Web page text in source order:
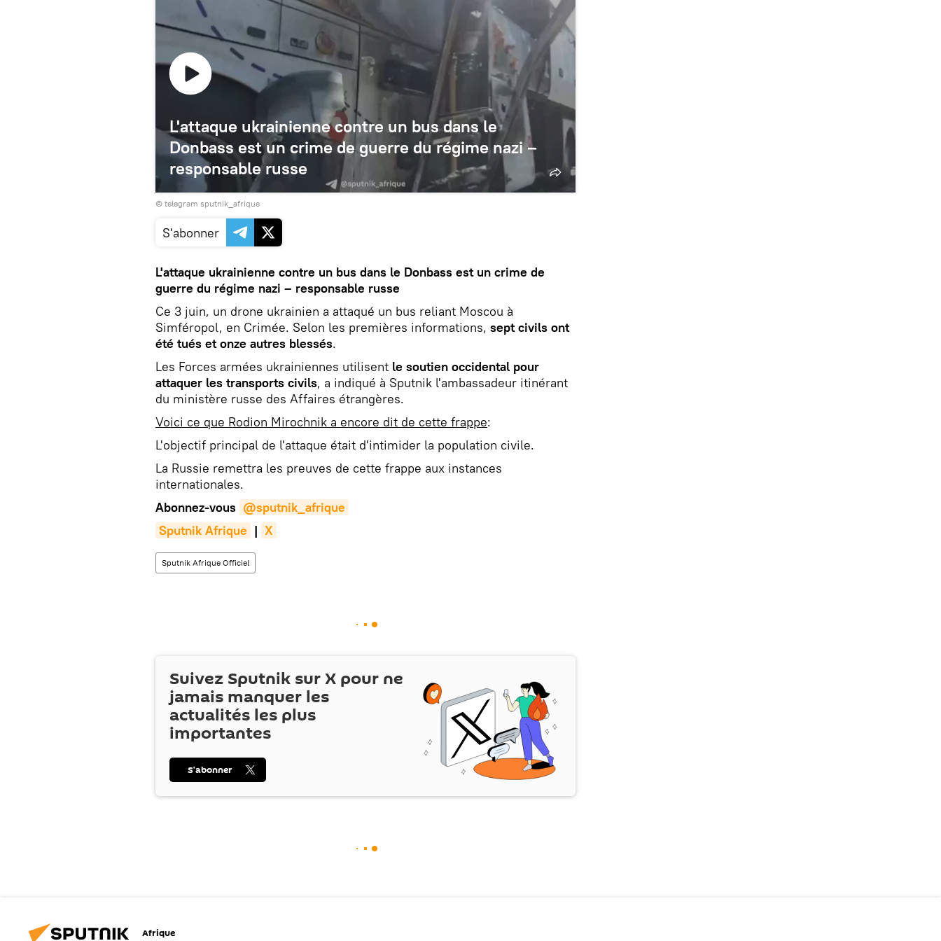
L'attaque ukrainienne contre un bus dans le
Donbass est un crime de guerre du régime nazi –
responsable russe
© telegram sputnik_afrique
S'abonner
L'attaque ukrainienne contre un bus dans le Donbass est un crime de
guerre du régime nazi – responsable russe
Ce 3 juin, un drone ukrainien a attaqué un bus reliant Moscou à
Simféropol, en Crimée. Selon les premières informations, sept civils ont
été tués et onze autres blessés.
Les Forces armées ukrainiennes utilisent le soutien occidental pour
attaquer les transports civils, a indiqué à Sputnik l'ambassadeur itinérant
du ministère russe des Affaires étrangères.
Voici ce que Rodion Mirochnik a encore dit de cette frappe:
L'objectif principal de l'attaque était d'intimider la population civile.
La Russie remettra les preuves de cette frappe aux instances
internationales.
Abonnez-vous @sputnik_afrique
Sputnik Afrique | X
Sputnik Afrique Officiel
Suivez Sputnik surX pour ne
jamais manquer les
actualités les plus
importantes
S’abonner
Afrique